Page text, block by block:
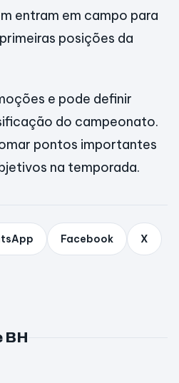
entram em campo para
posições da
e pode definir
do campeonato.
pontos importantes
na temporada.
Facebook X
BH